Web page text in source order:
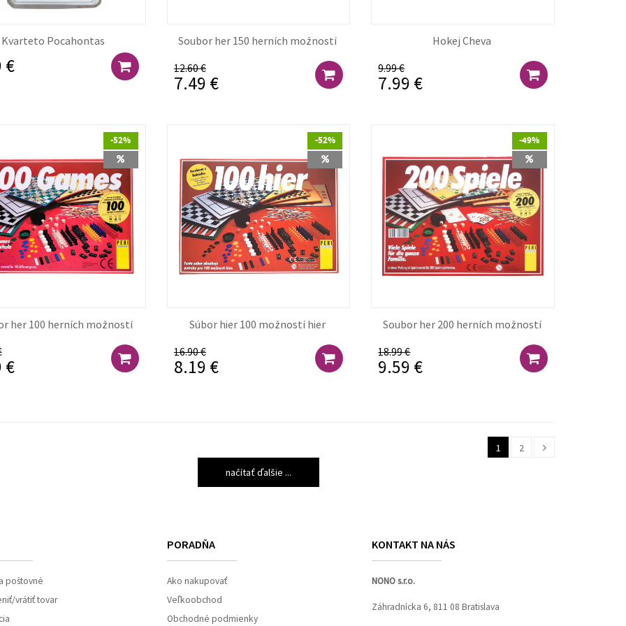
Kvarteto Pocahontas
€
Soubor her 150 herních možností
12.60 €
7.49 €
Hokej Cheva
9.99 €
7.99 €
-52%
her 100 herních možností
€
-52%
Súbor hier 100 možností hier
16.90 €
8.19 €
-49%
Soubor her 200 herních možností
18.99 €
9.59 €
1
2
načítať ďalšie ...
poštovné
vrátiť tovar
PORADŇA
Ako nakupovať
Veľkoobchod
Obchodné podmienky
KONTAKT NA NÁS
NONO s.r.o.
Záhradnícka 6, 811 08 Bratislava